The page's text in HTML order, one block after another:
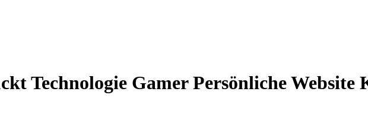
Technologie Gamer Persönliche Website